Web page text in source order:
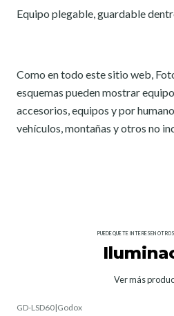
Equipo plegable, guardable
Como en todo este sitio web,
esquemas pueden mostrar
accesorios, equipos y por
vehículos, montañas y otros no
PUEDE QUE TE INTERESEN
Ver más
GD-LSD60|Godox